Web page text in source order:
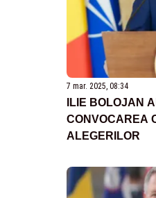
7 mar. 2025, 08:34
ILIE BOLOJAN
CONVOCAREA
ALEGERILOR